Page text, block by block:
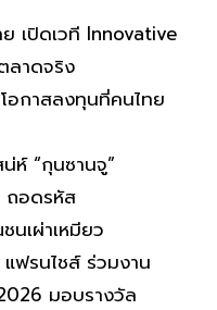
เปิดเวที Innovative
ลาดจริง
อกาสลงทุนที่คนไทย
ห์ “กุนซานจู”
ถอดรหัส
เผ่าเหมียว
รนไชส์ ร่วมงาน
มอบรางวัล